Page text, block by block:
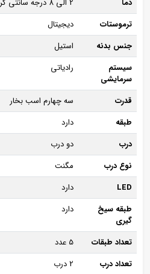
دما
2 الی 8 درجه سانتی گراد
ترموستات
دیجیتال
جنس بدنه
استیل
سیستم
سرمایشی
رادیاتی
قدرت
سه چهارم اسب بخار
طبقه
دارد
درب
دو درب
نوع درب
مگنت
LED
دارد
طبقه سیخ
گیری
دارد
تعداد طبقات
5 عدد
تعداد درب
2 درب